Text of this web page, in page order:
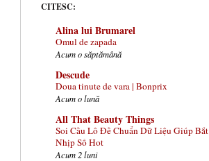
CITESC:
Alina lui Brumarel
Omul de zapada
Acum o săptămână
Descude
Doua tinute de vara | Bonprix
Acum o lună
All That Beauty Things
Soi Cầu Lô Đề Chuẩn Dữ Liệu Giúp Bắt
Nhịp Số Hot
Acum 2 luni